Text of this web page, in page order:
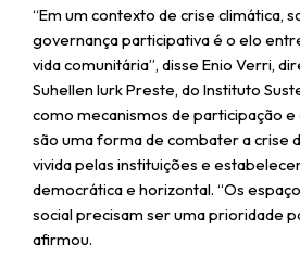
“Em um contexto de crise climática,
governança participativa é o elo
vida comunitária”, disse Enio Verri,
Suhellen Iurk Preste, do Instituto
como mecanismos de participação
são uma forma de combater a crise
vivida pelas instituições e
democrática e horizontal. “Os
social precisam ser uma prioridade
afirmou.